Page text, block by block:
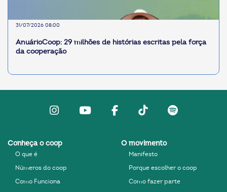
31/07/2026 08:00
AnuárioCoop: 29 milhões de histórias escritas pela força
da cooperação
InstagramYoutubefacebookTiktokSpotify
Conheça o coop
O que é
Números do coop
Como Funciona
O movimento
Manifesto
Porque escolher o coop
Como fazer parte